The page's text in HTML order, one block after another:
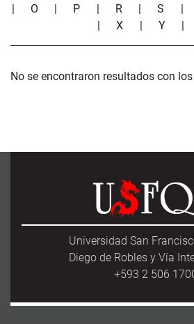
| O | P | R |S |
|X | Y
No se encontraron resultados con
Universidad San
Diego de Robles y Vía
+593 2 506